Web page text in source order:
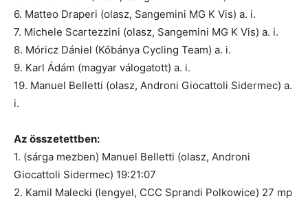
6. Matteo Draperi (olasz, Sangemini MG K Vis) a. i.
7. Michele Scartezzini (olasz, Sangemini MG K Vis) a. i.
8. Móricz Dániel (Kőbánya Cycling Team) a. i.
9. Karl Ádám (magyar válogatott) a. i.
19. Manuel Belletti (olasz, Androni Giocattoli Sidermec) a.
i.
Az összetettben:
1. (sárga mezben) Manuel Belletti (olasz, Androni
Giocattoli Sidermec) 19:21:07
2. Kamil Malecki (lengyel, CCC Sprandi Polkowice) 27 mp